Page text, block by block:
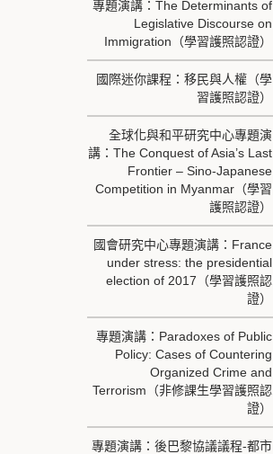
專題演講：The Determinants of
Legislative Discourse on
Immigration（學習護照認證）
國際迷你課程：移民與人權（學
習護照認證）
全球化與和平研究中心專題演
講：The Conquest of Asia’s Last
Frontier – Sino-Japanese
Competition in Myanmar（學習
護照認證）
國會研究中心專題演講：France
under stress: the presidential
election of 2017（學習護照認
證）
專題演講：Paradoxes of Public
Policy: Cases of Countering
Organized Crime and
Terrorism（非修課生學習護照認
證）
專題演講：後巴黎協議議程-都市